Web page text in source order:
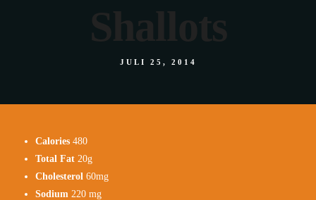
Shallots
JULI 25, 2014
Calories 480
Total Fat 20g
Cholesterol 60mg
Sodium 220 mg